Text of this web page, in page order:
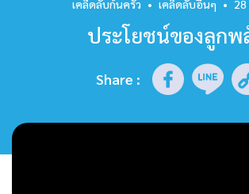
รายการย้อนหลัง
เคล็ดลับก้นครัว • เคล็ดลับอื่นๆ • 28
ประโยชน์ของลูกพ
Share :